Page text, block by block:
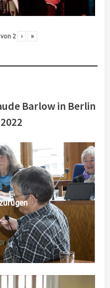
von 2 › »
Barlow in Berlin